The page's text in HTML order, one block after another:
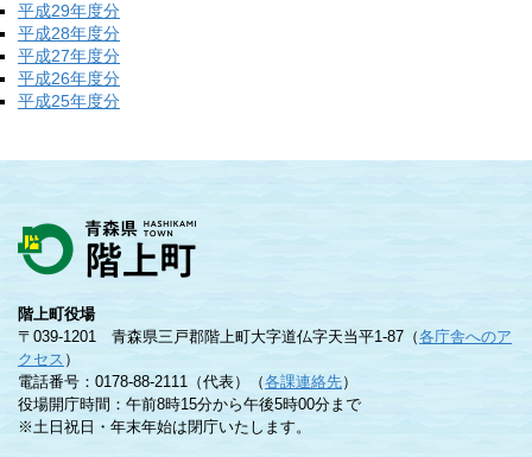
平成29年度分
平成28年度分
平成27年度分
平成26年度分
平成25年度分
階上町役場
〒039-1201 青森県三戸郡階上町大字道仏字天当平1-87（各庁舎へのア
クセス ）
電話番号：0178-88-2111（代表）（各課連絡先）
役場開庁時間：午前8時15分から午後5時00分まで
※土日祝日・年末年始は閉庁いたします。